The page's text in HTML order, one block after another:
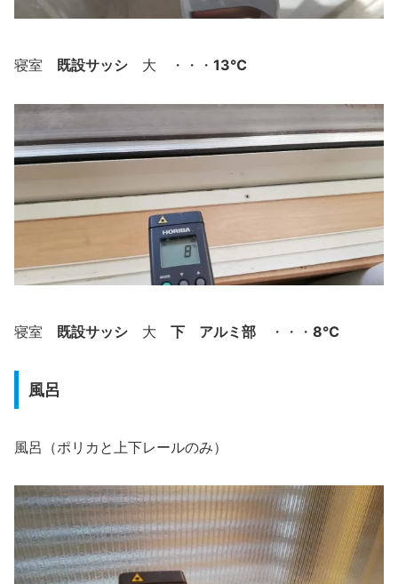
寝室 既設サッシ 大 ・・・ 13℃
寝室 既設サッシ 大 下 アルミ部 ・・・ 8℃
風呂
風呂（ポリカと上下レールのみ）